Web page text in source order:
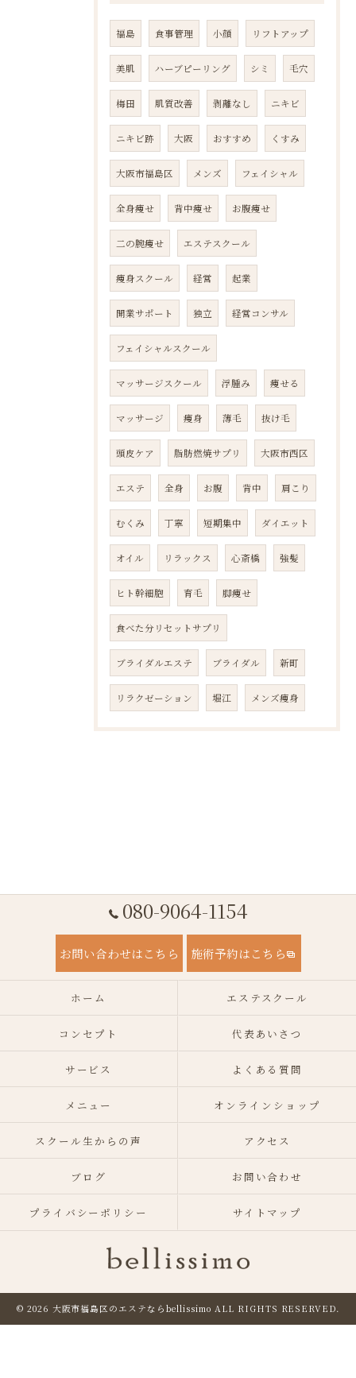
福島 食事管理 小顔 リフトアップ
美肌 ハーブピーリング シミ 毛穴
梅田 肌質改善 剥離なし ニキビ
ニキビ跡 大阪 おすすめ くすみ
大阪市福島区 メンズ フェイシャル
全身痩せ 背中痩せ お腹痩せ
二の腕痩せ エステスクール
痩身スクール 経営 起業
開業サポート 独立 経営コンサル
フェイシャルスクール
マッサージスクール 浮腫み 痩せる
マッサージ 痩身 薄毛 抜け毛
頭皮ケア 脂肪燃焼サプリ 大阪市西区
エステ 全身 お腹 背中 肩こり
むくみ 丁寧 短期集中 ダイエット
オイル リラックス 心斎橋 強髪
ヒト幹細胞 育毛 脚痩せ
食べた分リセットサプリ
ブライダルエステ ブライダル 新町
リラクゼーション 堀江 メンズ痩身
080-9064-1154
お問い合わせはこちら 施術予約はこちら
ホーム エステスクール
コンセプト 代表あいさつ
サービス よくある質問
メニュー オンラインショップ
スクール生からの声 アクセス
ブログ お問い合わせ
プライバシーポリシー サイトマップ
© 2026 大阪市福島区のエステならbellissimo ALL RIGHTS RESERVED.